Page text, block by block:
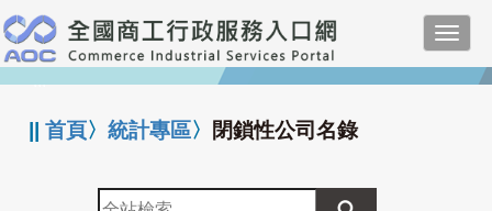
跳
到
主
要
:::
||首頁〉統計專區〉 閉鎖性公司名錄
全